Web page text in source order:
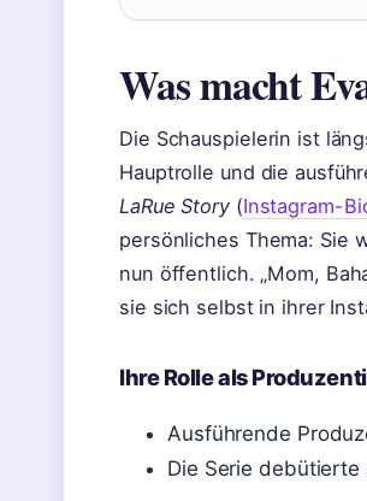
Was macht
Die Schauspielerin ist
Hauptrolle und die
LaRue Story(Instagram-
persönliches Thema: Sie
nun öffentlich. „Mom,
sie sich selbst in ihrer
Ihre Rolle als
Ausführende
Die Serie debütierte